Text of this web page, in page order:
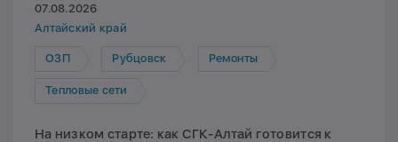
07.08.2026
Алтайский край
ОЗП Рубцовск Ремонты
Тепловые сети
На низком старте: как СГК-Алтай готовится к